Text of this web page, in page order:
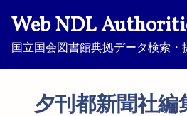
Web NDL
国立国会図書館典拠データ検索・
夕刊都新聞社編